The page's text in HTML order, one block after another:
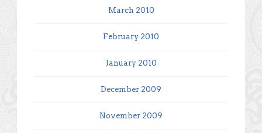
March 2010
February 2010
January 2010
December 2009
November 2009